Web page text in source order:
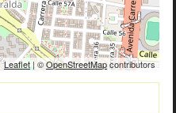
Leaflet| ©OpenStreetMapcontributors